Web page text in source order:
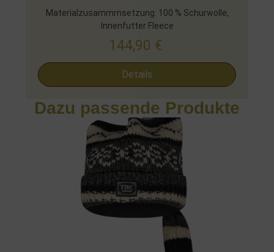
Materialzusammrnsetzung: 100 % Schurwolle,
Innenfutter Fleece
144,90 €
Details
Dazu passende Produkte